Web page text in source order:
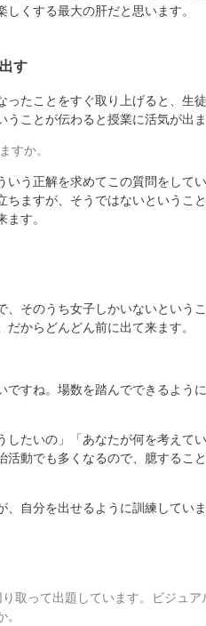
くする最大の肝だと思います。
す
たことをすぐ取り上げると、生
ことが伝わると授業に活気が出ま
すか。
う正解を求めてこの質問をして
ちますが、そうではないというこ
す。
そのうち女子しかいないという
からどんどん前に出て来ます。
すね。場数を踏んでできるよう
たいの」「あなたが何を考えてい
活動でも多くなるので、臆するこ
自分を出せるように訓練していま
取って出題しています。ビジュア